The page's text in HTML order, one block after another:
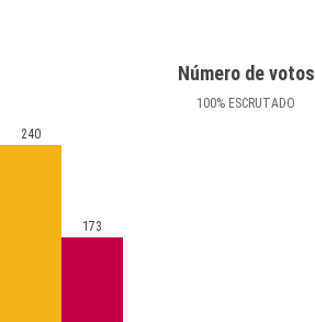
Número de votos
100% ESCRUTADO
240
173